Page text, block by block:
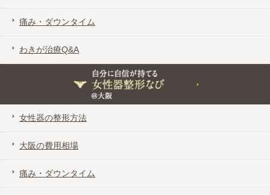
痛み・ダウンタイム
わきが治療Q&A
自分に自信が持てる女性器整形なび＠大阪
女性器の整形方法
大阪の費用相場
痛み・ダウンタイム